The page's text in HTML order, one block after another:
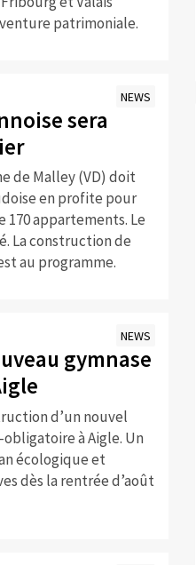
patrimoniale.
NEWS
sera
de Malley (VD) doit
en profite pour
170 appartements. Le
La construction de
au programme.
NEWS
gymnase
d’un nouvel
à Aigle. Un
écologique et
dès la rentrée d’août